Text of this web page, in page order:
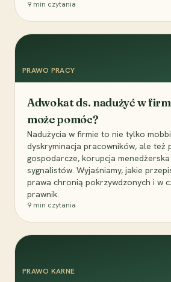
9 min czytania
PRAWO PRACY
Adwokat ds. nadużyć w
może pomóc?
Nadużycia w firmie to nie tylko
dyskryminacja pracowników, ale też
gospodarcze, korupcja
sygnalistów. Wyjaśniamy, jakie
prawa chronią pokrzywdzonych i w
prawnik.
9 min czytania
PRAWO KARNE